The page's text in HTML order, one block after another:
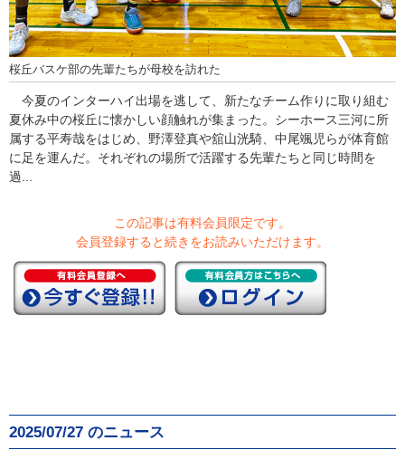
桜丘バスケ部の先輩たちが母校を訪れた
今夏のインターハイ出場を逃して、新たなチーム作りに取り組む
夏休み中の桜丘に懐かしい顔触れが集まった。シーホース三河に所
属する平寿哉をはじめ、野澤登真や舘山洸騎、中尾颯児らが体育館
に足を運んだ。それぞれの場所で活躍する先輩たちと同じ時間を
過...
この記事は有料会員限定です。
会員登録すると続きをお読みいただけます。
2025/07/27 のニュース